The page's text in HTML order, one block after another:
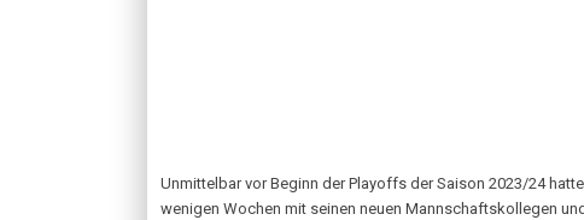
Unmittelbar vor Beginn der Playoffs der Saison 2023/24
wenigen Wochen mit seinen neuen Mannschaftskollegen